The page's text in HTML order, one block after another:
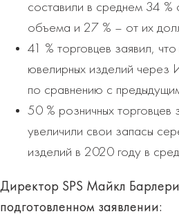
составили в среднем 34 %
объема и 27 % – от их
41 % торговцев заявил,
ювелирных изделий через
по сравнению с
50 % розничных торговцев
увеличили свои запасы
изделий в 2020 году в
Директор SPS Майкл
подготовленном заявлении: